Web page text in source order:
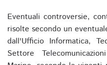
Eventuali controversie,
risolte secondo un
dall'Ufficio Informatica,
Settore